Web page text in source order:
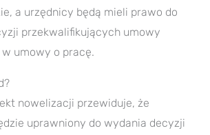
a urzędnicy będą mieli prawo do
przekwalifikujących umowy
umowy o pracę.
nowelizacji przewiduje, że
uprawniony do wydania decyzji